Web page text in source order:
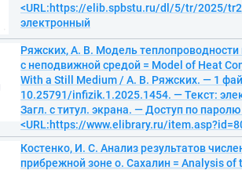
<URL:https://elib.spbstu.ru/dl/5/tr/2025/
электронный
Ряжских, А. В. Модель
с неподвижной средой = Model of Heat
With a Still Medium / А. В. Ряжских. — 1
10.25791/infizik.1.2025.1454. — Текст:
Загл. с титул. экрана. — Доступ по
<URL:https://www.elibrary.ru/
Костенко, И. С. Анализ результатов
прибрежной зоне о. Сахалин = Analysis